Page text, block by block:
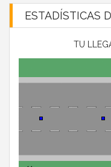
ESTADÍSTICAS
TU